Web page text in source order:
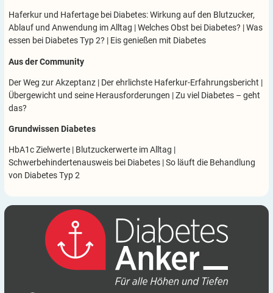
Haferkur und Hafertage bei Diabetes: Wirkung auf den Blutzucker,
Ablauf und Anwendung im Alltag |Welches Obst bei Diabetes? |Was
essen bei Diabetes Typ 2? | Eis genießen mit Diabetes
Aus der Community
Der Weg zur Akzeptanz | Der ehrlichste Haferkur-Erfahrungsbericht |
Übergewicht und seine Herausforderungen |Zu viel Diabetes – geht
das?
Grundwissen Diabetes
HbA1c Zielwerte | Blutzuckerwerte im Alltag |
Schwerbehindertenausweis bei Diabetes |So läuft die Behandlung
von Diabetes Typ 2